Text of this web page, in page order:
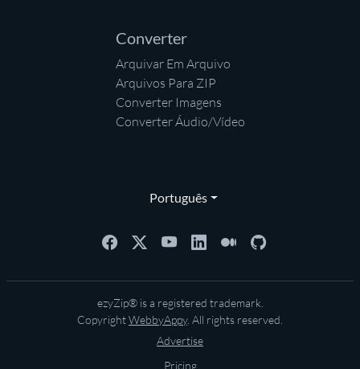
Converter
Arquivar Em Arquivo
Arquivos Para ZIP
Converter Imagens
Converter Áudio/Vídeo
Português
ezyZip® is a registered trademark.
CopyrightWebbyAppy. All rights reserved.
Advertise
Pricing